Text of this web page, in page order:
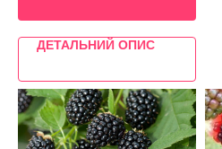
ДЕТАЛЬНИЙ ОПИС